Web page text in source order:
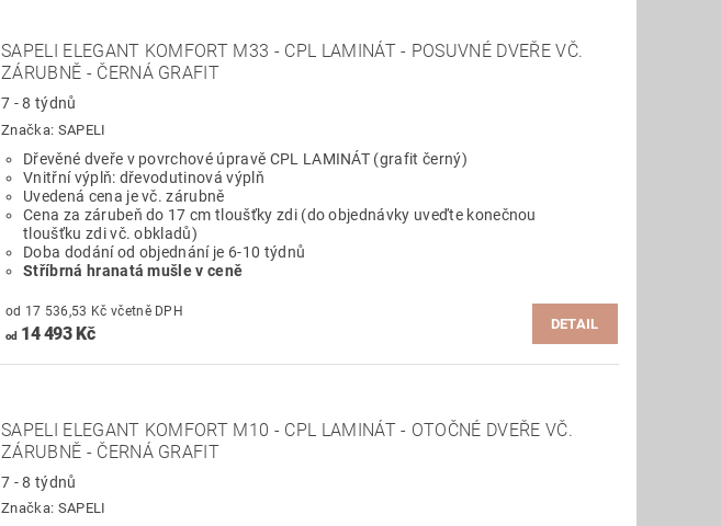
SAPELI ELEGANT KOMFORT M33 - CPL LAMINÁT - POSUVNÉ DVEŘE VČ.
ZÁRUBNĚ - ČERNÁ GRAFIT
7 - 8 týdnů
Značka: SAPELI
Dřevěné dveře v povrchové úpravě CPL LAMINÁT (grafit černý)
Vnitřní výplň: dřevodutinová výplň
Uvedená cena je vč. zárubně
Cena za zárubeň do 17 cm tloušťky zdi (do objednávky uveďte konečnou
tloušťku zdi vč. obkladů)
Doba dodání od objednání je 6-10 týdnů
Stříbrná hranatá mušle v ceně
od 17 536,53 Kč včetně DPH
od14 493 Kč DETAIL
SAPELI ELEGANT KOMFORT M10 - CPL LAMINÁT - OTOČNÉ DVEŘE VČ.
ZÁRUBNĚ - ČERNÁ GRAFIT
7 - 8 týdnů
Značka: SAPELI